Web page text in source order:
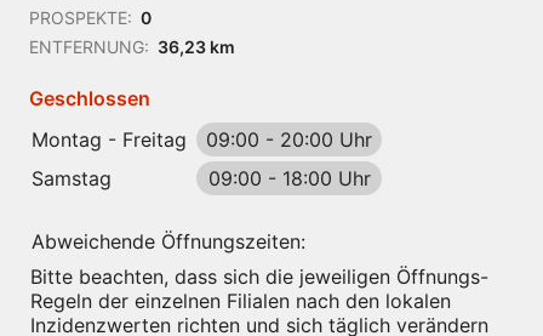
PROSPEKTE: 0
ENTFERNUNG: 36,23 km
Geschlossen
Montag - Freitag
09:00 - 20:00 Uhr
Samstag
09:00 - 18:00 Uhr
Abweichende Öffnungszeiten:
Bitte beachten, dass sich die jeweiligen Öffnungs-
Regeln der einzelnen Filialen nach den lokalen
Inzidenzwerten richten und sich täglich verändern